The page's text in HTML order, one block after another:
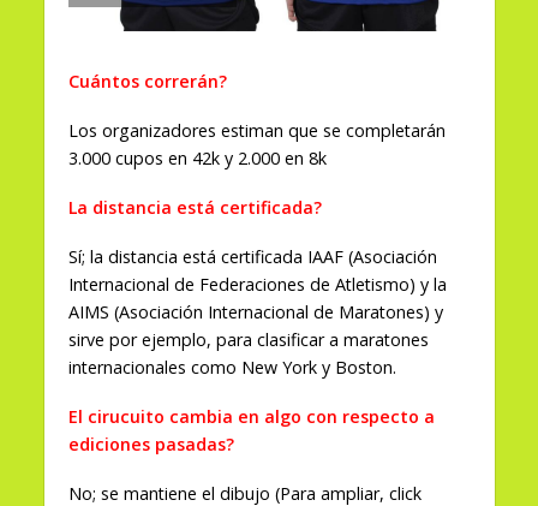
Cuántos correrán?
Los organizadores estiman que se completarán
3.000 cupos en 42k y 2.000 en 8k
La distancia está certificada?
Sí; la distancia está certificada IAAF (Asociación
Internacional de Federaciones de Atletismo) y la
AIMS (Asociación Internacional de Maratones) y
sirve por ejemplo, para clasificar a maratones
internacionales como New York y Boston.
El cirucuito cambia en algo con respecto a
ediciones pasadas?
No; se mantiene el dibujo (Para ampliar, click